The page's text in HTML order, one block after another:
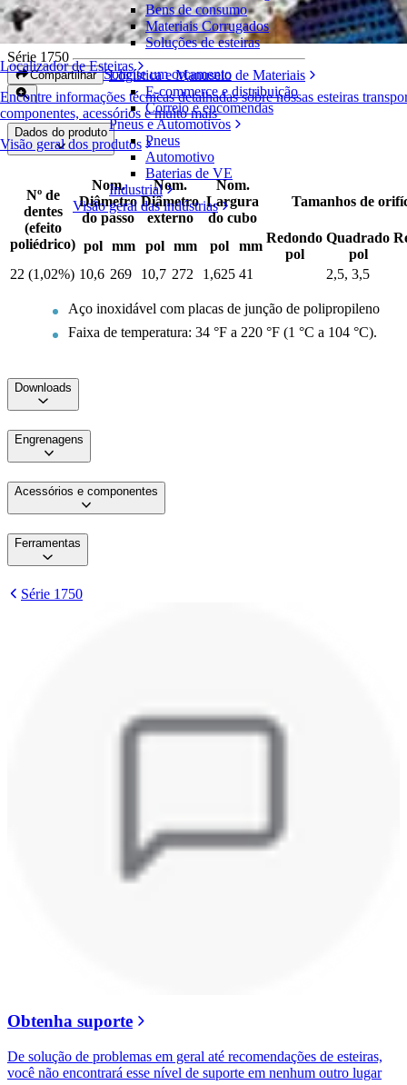
Localizador de Esteiras
Encontre informações técnicas detalhadas sobre nossas esteiras
componentes, acessórios e muito mais
Visão geral dos produtos
Bens de consumo
Materiais Corrugados
Soluções de esteiras
Logística e Manuseio de Materiais
E-commerce e distribuição
Correio e encomendas
Pneus e Automotivos
Pneus
Automotivo
Baterias de VE
Industrial
Visão geral das indústrias
Engrenagens bipartidas em metal
Série 1750
Compartilhar Solicite um orçamento
Dados do produto
Nº de
dentes
(efeito
poliédrico)
Nom.
Diâmetro
do passo
Nom.
Diâmetro
externo
Nom.
Largura
do cubo
Tamanhos de
pol mm pol mm pol mm
Redondo
pol
Quadrado
pol
22 (1,02%) 10,6 269 10,7 272 1,625 41 2,5, 3,5
Aço inoxidável com placas de junção de polipropileno
Faixa de temperatura: 34 °F a 220 °F (1 °C a 104 °C).
Downloads
Engrenagens
Acessórios e componentes
Ferramentas
Série 1750
Obtenha suporte
De solução de problemas em geral até recomendações de esteiras,
você não encontrará esse nível de suporte em nenhum outro lugar